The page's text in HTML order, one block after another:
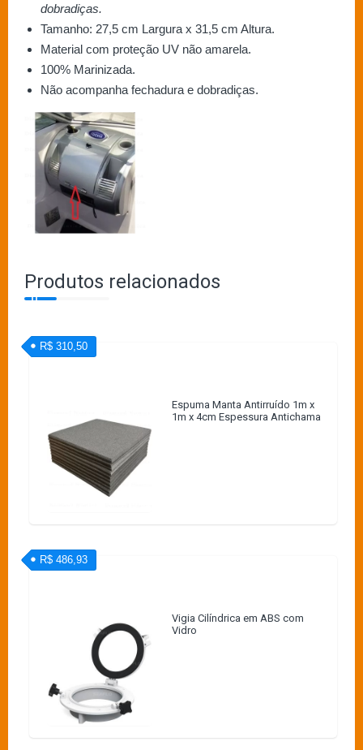
dobradiças.
Tamanho: 27,5 cm Largura x 31,5 cm Altura.
Material com proteção UV não amarela.
100% Marinizada.
Não acompanha fechadura e dobradiças.
Produtos relacionados
Espuma Manta Antirruído 1m x
1m x 4cm Espessura Antichama
R$ 310,50
Vigia Cilíndrica em ABS com
Vidro
R$ 486,93